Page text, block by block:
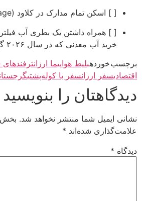
[ ] اسکن تمام مدارک در کلاود (Cloud Storage).
[ ] همراه داشتن یک بطری آب
خرید آب معدنی که در سال ۲۰۲۶ گران‌تر شده است).
برچسب خوردهبلیط هواپیما ارزانترفندهای
اقتصادیسفر ارزانسفر با کوله‌پشتی
دیدگاهتان را بنویسید
نشانی ایمیل شما منتشر نخواهد شد.
علامت‌گذاری شده‌اند *
دیدگاه *